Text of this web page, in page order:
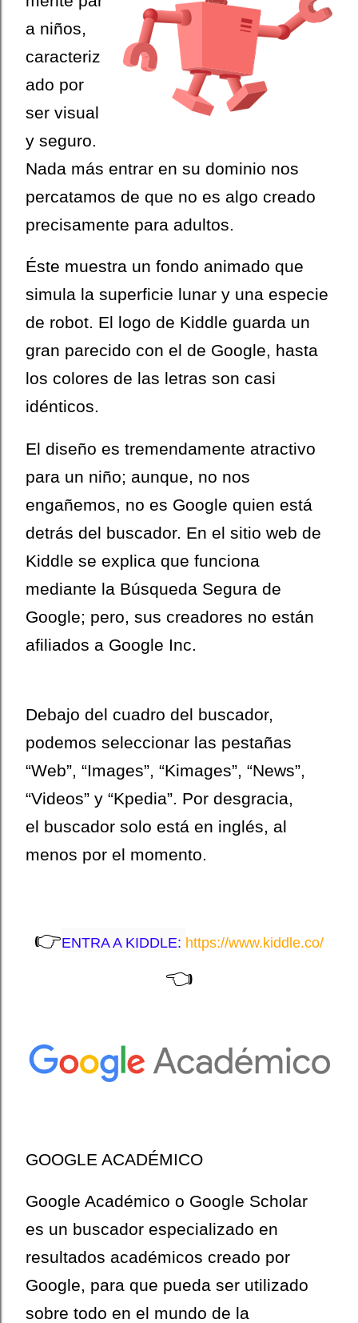
a niños,
caracteriz
ado por
ser visual
y seguro.
Nada más entrar en su dominio nos
percatamos de que no es algo creado
precisamente para adultos.
Éste muestra un fondo animado que
simula la superficie lunar y una especie
de robot. El logo de Kiddle guarda un
gran parecido con el de Google, hasta
los colores de las letras son casi
idénticos.
El diseño es tremendamente atractivo
para un niño; aunque, no nos
engañemos, no es Google quien está
detrás del buscador. En el sitio web de
Kiddle se explica que funciona
mediante la Búsqueda Segura de
Google; pero, sus creadores no están
afiliados a Google Inc.
Debajo del cuadro del buscador,
podemos seleccionar las pestañas
“Web”, “Images”, “Kimages”, “News”,
“Videos” y “Kpedia”. Por desgracia,
el buscador solo está en inglés, al
menos por el momento.
👉ENTRA A KIDDLE: https://www.kiddle.co/
👈
GOOGLE ACADÉMICO
Google Académico o Google Scholar
es un buscador especializado en
resultados académicos creado por
Google, para que pueda ser utilizado
sobre todo en el mundo de la